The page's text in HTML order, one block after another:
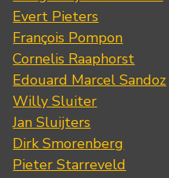
Evert Pieters
François Pompon
Cornelis Raaphorst
Edouard Marcel Sandoz
Willy Sluiter
Jan Sluijters
Dirk Smorenberg
Pieter Starreveld